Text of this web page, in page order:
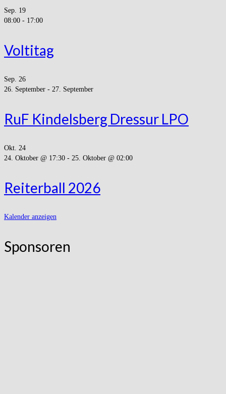
Sep. 19
08:00 - 17:00
Voltitag
Sep. 26
26. September - 27. September
RuF Kindelsberg Dressur LPO
Okt. 24
24. Oktober @ 17:30 - 25. Oktober @ 02:00
Reiterball 2026
Kalender anzeigen
Sponsoren